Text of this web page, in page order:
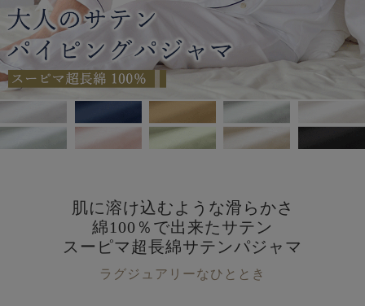
肌に溶け込むような滑らかさ
綿100％で出来たサテン
スーピマ超長綿サテンパジャマ
ラグジュアリーなひととき